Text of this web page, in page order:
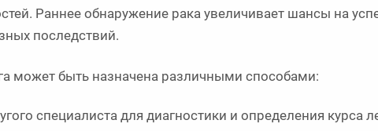
Раннее обнаружение рака увеличивает шансы на
последствий.
может быть назначена различными способами:
специалиста для диагностики и определения курса